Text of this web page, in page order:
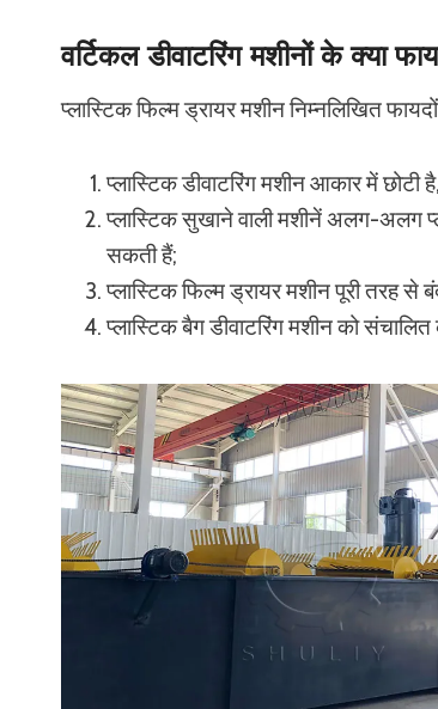
वर्टिकल डीवाटरिंग मशीनों के क्या
प्लास्टिक फिल्म ड्रायर मशीन निम्नलिखित
प्लास्टिक डीवाटरिंग मशीन आकार में
प्लास्टिक सुखाने वाली मशीनें अलग-
सकती हैं;
प्लास्टिक फिल्म ड्रायर मशीन पूरी तरह से
प्लास्टिक बैग डीवाटरिंग मशीन को